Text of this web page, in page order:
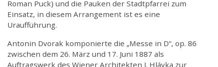
Roman Puck) und die Pauken der Stadtpfarrei zum
Einsatz, in diesem Arrangement ist es eine
Uraufführung.
Antonin Dvorak komponierte die „Messe in D“, op. 86
zwischen dem 26. März und 17. Juni 1887 als
Auftragswerk des Wiener Architekten J. Hlávka zur